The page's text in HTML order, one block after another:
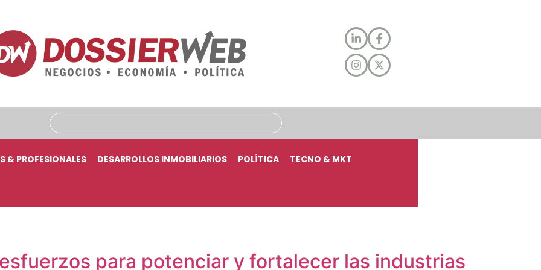
& PROFESIONALES DESARROLLOS INMOBILIARIOS POLÍTICA TECNO & MKT
para potenciar y fortalecer las industrias